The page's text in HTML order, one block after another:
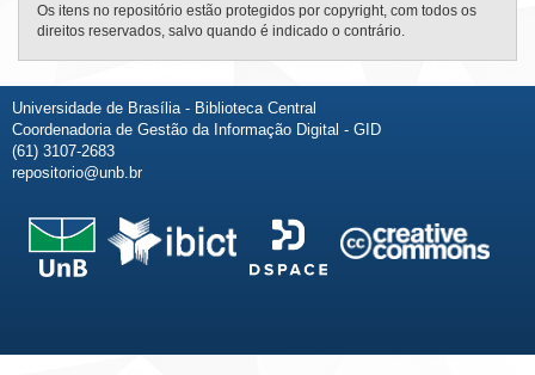
Os itens no repositório estão protegidos por copyright, com todos os
direitos reservados, salvo quando é indicado o contrário.
Universidade de Brasília - Biblioteca Central
Coordenadoria de Gestão da Informação Digital - GID
(61) 3107-2683
repositorio@unb.br